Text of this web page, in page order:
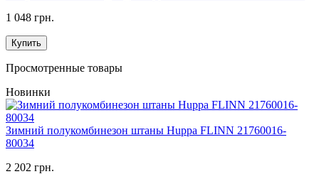
1 048 грн.
Купить
Просмотренные товары
Новинки
Зимний полукомбинезон штаны Huppa FLINN 21760016-
80034
2 202 грн.